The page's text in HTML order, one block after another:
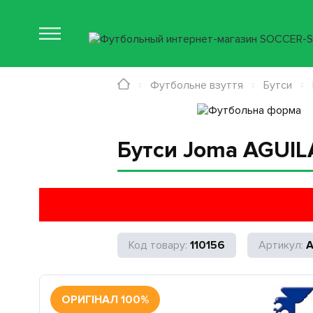
Бутси Joma
110156
ОРИГІНАЛ 100%
Футбольне взуття Бутси